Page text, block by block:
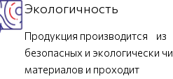
Экологичность
Продукция производится из
безопасных и экологически
материалов и проходит